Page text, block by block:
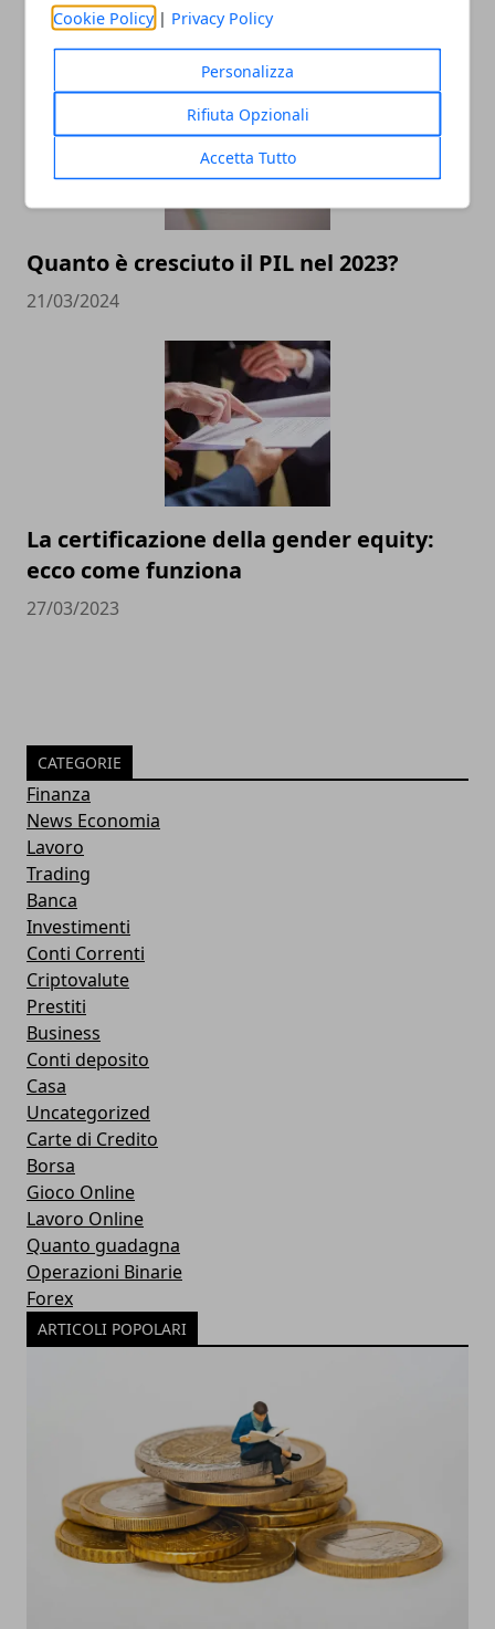
Cookie Policy | Privacy Policy
Personalizza
Rifiuta Opzionali
Accetta Tutto
19/06/2025
Quanto è cresciuto il PIL nel 2023?
21/03/2024
La certificazione della gender equity:
ecco come funziona
27/03/2023
CATEGORIE
Finanza
News Economia
Lavoro
Trading
Banca
Investimenti
Conti Correnti
Criptovalute
Prestiti
Business
Conti deposito
Casa
Uncategorized
Carte di Credito
Borsa
Gioco Online
Lavoro Online
Quanto guadagna
Operazioni Binarie
Forex
ARTICOLI POPOLARI